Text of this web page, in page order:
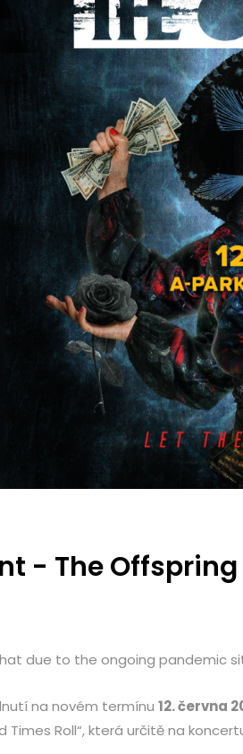
- The
due to the ongoing pandemic
na novém termínu 12. června
Times Roll“, která určitě na